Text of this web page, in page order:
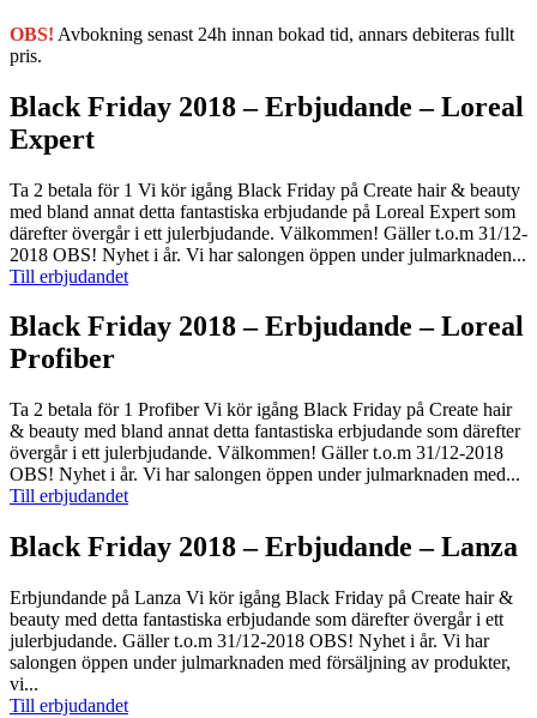
OBS! Avbokning senast 24h innan bokad tid, annars debiteras fullt
pris.
Black Friday 2018 – Erbjudande – Loreal
Expert
Ta 2 betala för 1 Vi kör igång Black Friday på Create hair & beauty
med bland annat detta fantastiska erbjudande på Loreal Expert som
därefter övergår i ett julerbjudande. Välkommen! Gäller t.o.m 31/12-
2018 OBS! Nyhet i år. Vi har salongen öppen under julmarknaden...
Till erbjudandet
Black Friday 2018 – Erbjudande – Loreal
Profiber
Ta 2 betala för 1 Profiber Vi kör igång Black Friday på Create hair
& beauty med bland annat detta fantastiska erbjudande som därefter
övergår i ett julerbjudande. Välkommen! Gäller t.o.m 31/12-2018
OBS! Nyhet i år. Vi har salongen öppen under julmarknaden med...
Till erbjudandet
Black Friday 2018 – Erbjudande – Lanza
Erbjundande på Lanza Vi kör igång Black Friday på Create hair &
beauty med detta fantastiska erbjudande som därefter övergår i ett
julerbjudande. Gäller t.o.m 31/12-2018 OBS! Nyhet i år. Vi har
salongen öppen under julmarknaden med försäljning av produkter,
vi...
Till erbjudandet